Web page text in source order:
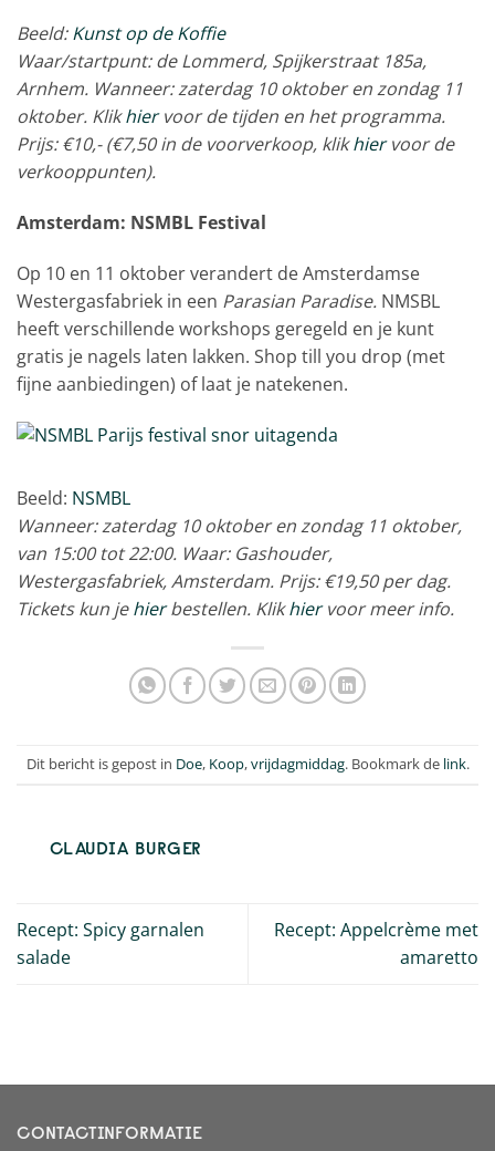
Beeld:Kunst op de Koffie
Waar/startpunt: de Lommerd, Spijkerstraat 185a,
Arnhem. Wanneer: zaterdag 10 oktober en zondag 11
oktober. Klikhiervoor de tijden en het programma.
Prijs: €10,- (€7,50 in de voorverkoop, klikhiervoor de
verkooppunten).
Amsterdam: NSMBL Festival
Op 10 en 11 oktober verandert de Amsterdamse
Westergasfabriek in een Parasian Paradise. NMSBL
heeft verschillende workshops geregeld en je kunt
gratis je nagels laten lakken. Shop till you drop (met
fijne aanbiedingen) of laat je natekenen.
Beeld: NSMBL
Wanneer: zaterdag 10 oktober en zondag 11 oktober,
van 15:00 tot 22:00. Waar: Gashouder,
Westergasfabriek, Amsterdam. Prijs: €19,50 per dag.
Tickets kun jehierbestellen. Klikhiervoor meer info.
Dit bericht is gepost in Doe, Koop,vrijdagmiddag. Bookmark de link.
CLAUDIA BURGER
Recept: Spicy garnalen
salade
Recept: Appelcrème met
amaretto
CONTACTINFORMATIE